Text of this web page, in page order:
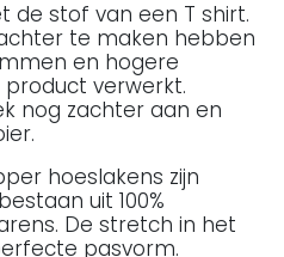
de stof van een T shirt.
te maken hebben
en hogere
verwerkt.
nog zachter aan en
hoeslakens zijn
uit 100%
De stretch in het
pasvorm.